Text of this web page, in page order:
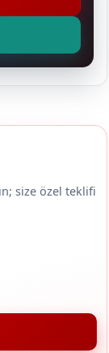
size özel teklifi